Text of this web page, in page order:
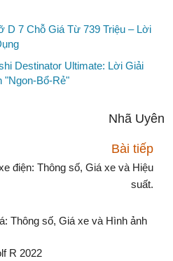
D 7 Chỗ Giá Từ 739 Triệu – Lời
Destinator Ultimate: Lời Giải
"Ngon-Bổ-Rẻ"
Nhã Uyên
Bài tiếp
điện: Thông số, Giá xe và Hiệu
suất.
Thông số, Giá xe và Hình ảnh
R 2022